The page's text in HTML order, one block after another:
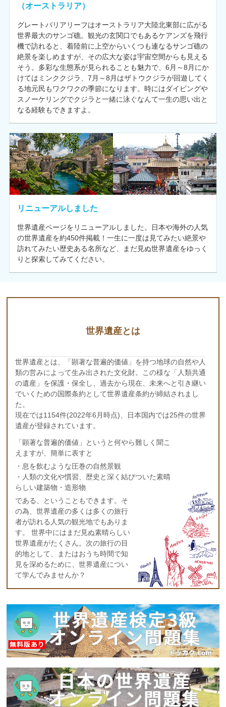
（オーストラリア）
グレートバリアリーフはオーストラリア大陸北東部に広がる
世界最大のサンゴ礁。観光の玄関口でもあるケアンズを飛行
機で訪れると、着陸前に上空からいくつも連なるサンゴ礁の
絶景を楽しめますが、その広大な姿は宇宙空間からも見える
そう。多彩な生態系が見られることも魅力で、6月～8月にか
けてはミンククジラ、7月～8月はザトウクジラが回遊してく
る地元民もワクワクの季節になります。時にはダイビングや
スノーケリングでクジラと一緒に泳ぐなんて一生の思い出と
なる経験もできますよ。
リニューアルしました
世界遺産ページをリニューアルしました。日本や海外の人気
の世界遺産を約450件掲載！一生に一度は見てみたい絶景や
訪れてみたい歴史ある名所など、まだ見ぬ世界遺産をゆっく
りと探索してみてください。
世界遺産とは
世界遺産とは、「顕著な普遍的価値」を持つ地球の自然や人
類の営みによって生み出された文化財。この様な「人類共通
の遺産」を保護・保全し、過去から現在、未来へと引き継い
でいくための国際条約として世界遺産条約が締結されまし
た。
現在では1154件(2022年6月時点)、日本国内では25件の世界
遺産が登録されています。
「顕著な普遍的価値」というと何やら難しく聞こ
えますが、簡単に表すと
・息を飲むような圧巻の自然景観
・人類の文化や慣習、歴史と深く結びついた素晴
らしい建築物・造形物
である、ということもできます。そ
の為、世界遺産の多くは多くの旅行
者が訪れる人気の観光地でもありま
す。 世界中にはまだ見ぬ素晴らしい
世界遺産がたくさん。次の旅行の目
的地として、またはおうち時間で知
見を深めるために、世界遺産につい
て学んでみませんか？